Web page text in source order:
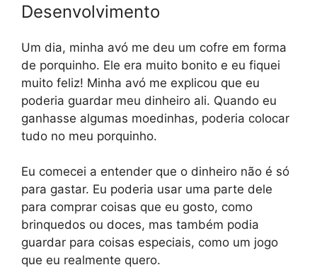
Desenvolvimento
Um dia, minha avó me deu um cofre em forma
de porquinho. Ele era muito bonito e eu fiquei
muito feliz! Minha avó me explicou que eu
poderia guardar meu dinheiro ali. Quando eu
ganhasse algumas moedinhas, poderia colocar
tudo no meu porquinho.
Eu comecei a entender que o dinheiro não é só
para gastar. Eu poderia usar uma parte dele
para comprar coisas que eu gosto, como
brinquedos ou doces, mas também podia
guardar para coisas especiais, como um jogo
que eu realmente quero.